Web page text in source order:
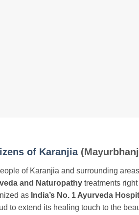
of Karanjia
of Karanjia and surrounding
and Naturopathy treatments
as India’s No. 1 Ayurveda
to extend its healing touch to the